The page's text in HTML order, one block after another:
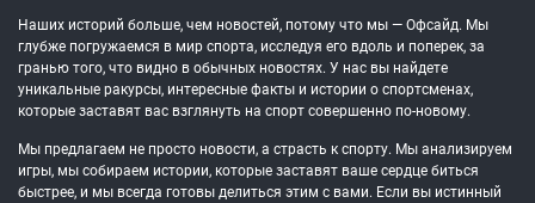
Наших историй больше, чем новостей, потому что мы — Офсайд. Мы
глубже погружаемся в мир спорта, исследуя его вдоль и поперек, за
гранью того, что видно в обычных новостях. У нас вы найдете
уникальные ракурсы, интересные факты и истории о спортсменах,
которые заставят вас взглянуть на спорт совершенно по-новому.
Мы предлагаем не просто новости, а страсть к спорту. Мы анализируем
игры, мы собираем истории, которые заставят ваше сердце биться
быстрее, и мы всегда готовы делиться этим с вами. Если вы истинный